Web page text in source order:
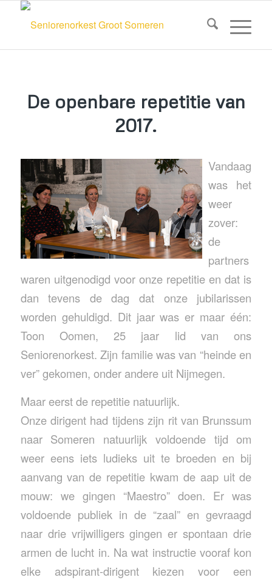
De openbare repetitie van
2017.
Vandaag
was het
weer
zover:
de
partners
waren uitgenodigd voor onze repetitie en dat is
dan tevens de dag dat onze jubilarissen
worden gehuldigd. Dit jaar was er maar één:
Toon Oomen, 25 jaar lid van ons
Seniorenorkest. Zijn familie was van “heinde en
ver” gekomen, onder andere uit Nijmegen.
Maar eerst de repetitie natuurlijk.
Onze dirigent had tijdens zijn rit van Brunssum
naar Someren natuurlijk voldoende tijd om
weer eens iets ludieks uit te broeden en bij
aanvang van de repetitie kwam de aap uit de
mouw: we gingen “Maestro” doen. Er was
voldoende publiek in de “zaal” en gevraagd
naar drie vrijwilligers gingen er spontaan drie
armen de lucht in. Na wat instructie vooraf kon
elke adspirant-dirigent kiezen voor een